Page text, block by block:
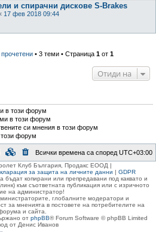
и спирачни дискове S-Brakes
17 фев 2018 09:44
• 3 теми • Страница 1от 1
Отиди на
в този форум
в този форум
си мнения в този форум
форум
Всички времена са според UTC+03:00
Клуб България, Продакс ЕООД |
за защита на личните данни | GDPR
бъдат копирани или препредавани под каквато и
към съответната публикация или с изричното
на администратор!
глобалните модератори и
за мненията в постовете на потребителите на
и сайта.
от phpBB® Forum Software © phpBB Limited
от Денис Иванов